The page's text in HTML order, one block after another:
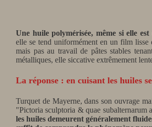
Une huile polymérisée, même si elle
elle se tend uniformément en un film
mais pas au travail de pâtes stables
métalliques, elle siccative extrêmement
La réponse : en cuisant les huiles
Turquet de Mayerne, dans son ouvrage
"Pictoria sculptoria & quae
les huiles demeurent généralement